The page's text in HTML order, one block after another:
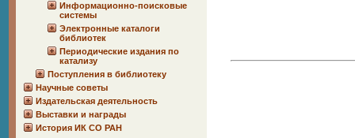
Информационно-поисковые
системы
Электронные каталоги
библиотек
Периодические издания по
катализу
Поступления в библиотеку
Научные советы
Издательская деятельность
Выставки и награды
История ИК СО РАН